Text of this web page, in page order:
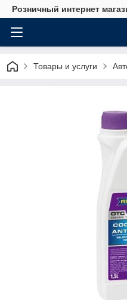
Розничный интернет
Товары и услуги